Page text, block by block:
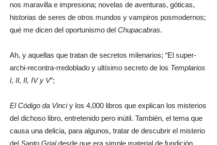
nos maravilla e impresiona; novelas de aventuras, góticas,
historias de seres de otros mundos y vampiros posmodernos;
qué me dicen del oportunismo del Chupacabras.
Ah, y aquellas que tratan de secretos milenarios; “El super-
archi-recontra-rredoblado y ultísimo secreto de los Templarios
I, II, II, IV y V”;
El Código da Vinciy los 4,000 libros que explican los misterios
del dichoso libro, entretenido pero inútil. También, el tema que
causa una delicia, para algunos, tratar de descubrir el misterio
del Santo Grialdesde que era simple material de fundición,